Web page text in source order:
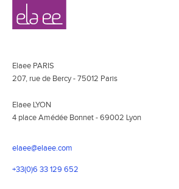
Navigation
secondaire
Elaee
Elaee PARIS
207, rue de Bercy - 75012 Paris
Elaee LYON
4 place Amédée Bonnet - 69002 Lyon
elaee@elaee.com
+33(0)6 33 129 652